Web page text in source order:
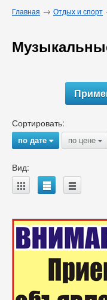
Главная → Отдых и спорт
Сортировать:
по дате{ по цене {
Вид:
A B C